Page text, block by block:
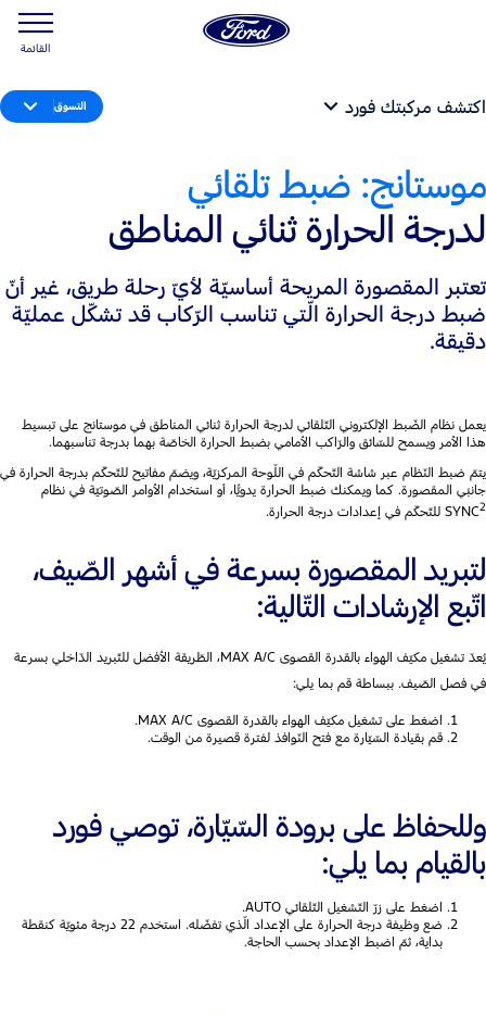
القائمة
اكتشف مركبتك فورد التسوق
موستانج: ضبط تلقائي
لدرجة الحرارة ثنائي المناطق
تعتبر المقصورة المريحة أساسيّة لأيّ رحلة طريق، غير أنّ
ضبط درجة الحرارة الّتي تناسب الرّكاب قد تشكّل عمليّة
دقيقة.
يعمل نظام الضّبط الإلكتروني التّلقائي لدرجة الحرارة ثنائي المناطق في موستانج على تبسيط
هذا الأمر ويسمح للسّائق والرّاكب الأمامي بضبط الحرارة الخاصّة بهما بدرجة تناسبهما.
يتمّ ضبط النّظام عبر شاشة التّحكّم في اللّوحة المركزيّة، ويضمّ مفاتيح للتّحكّم بدرجة الحرارة في
جانبَي المقصورة. كما ويمكنك ضبط الحرارة يدويًّا، أو استخدام الأوامر الصّوتيّة في نظام
SYNC2 ‏ للتّحكّم في إعدادات درجة الحرارة.
لتبريد المقصورة بسرعة في أشهر الصّيف،
اتّبع الإرشادات التّالية:
يُعدّ تشغيل مكيّف الهواء بالقدرة القصوى MAX A/C، الطّريقة الأفضل للتّبريد الدّاخلي بسرعة
في فصل الصّيف. ببساطة قم بما يلي:
اضغط على تشغيل مكيّف الهواء بالقدرة القصوى MAX A/C.
قم بقيادة السّيّارة مع فتح النّوافذ لفترة قصيرة من الوقت.
وللحفاظ على برودة السّيّارة، توصي فورد
بالقيام بما يلي:
اضغط على زرّ التّشغيل التّلقائي AUTO.
ضع وظيفة درجة الحرارة على الإعداد الّذي تفضّله. استخدم 22 درجة مئويّة كنقطة
بداية، ثمّ اضبط الإعداد بحسب الحاجة.